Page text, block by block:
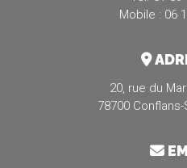
Mobile : 06
20, rue du
78700